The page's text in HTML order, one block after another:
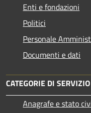
Enti e fondazioni
Politici
Personale
Documenti e dati
CATEGORIE DI SERVIZIO
Anagrafe e stato